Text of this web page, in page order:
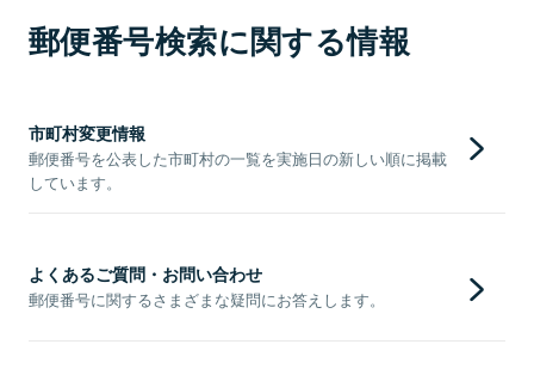
郵便番号検索に関する情報
市町村変更情報
郵便番号を公表した市町村の一覧を実施日の新しい順に掲載
しています。
よくあるご質問・お問い合わせ
郵便番号に関するさまざまな疑問にお答えします。